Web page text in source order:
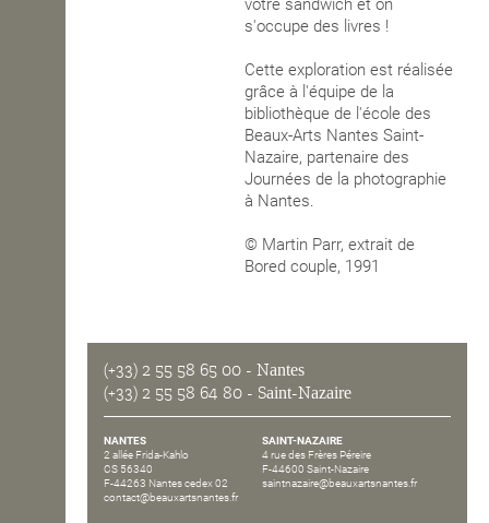
votre sandwich et on
s'occupe des livres !
Cette exploration est réalisée
grâce à l'équipe de la
bibliothèque de l'école des
Beaux-Arts Nantes Saint-
Nazaire, partenaire des
Journées de la photographie
à Nantes.
© Martin Parr, extrait de
Bored couple, 1991
(+33) 2 55 58 65 00 - Nantes
(+33) 2 55 58 64 80 - Saint-Nazaire
NANTES
2 allée Frida-Kahlo
CS 56340
F-44263 Nantes cedex 02
contact@beauxartsnantes.fr
SAINT-NAZAIRE
4 rue des Frères Péreire
F-44600 Saint-Nazaire
saintnazaire@beauxartsnantes.fr